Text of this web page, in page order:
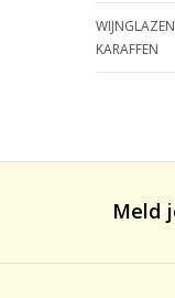
KARAFFEN
Meld